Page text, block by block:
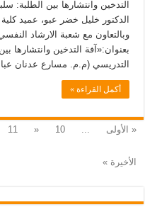
التدخين وانتشارها بين الطلبة:
الدكتور خليل خضر عبو، عميد كلية
وبالتعاون مع شعبة الارشاد
بعنوان:«آفة التدخين وانتشارها
التدريسي (م.م. مسارع عدنان
أكمل القراءة »
« الأولى 10
«
11
الأخيرة »